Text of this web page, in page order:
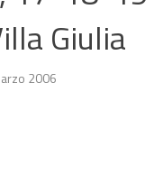
Giulia
2006